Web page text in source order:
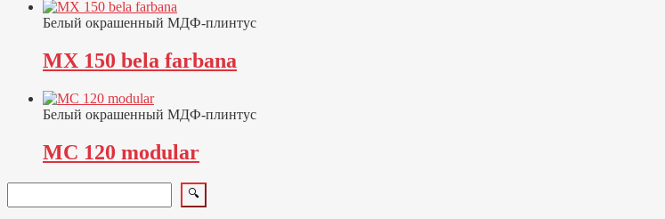
Белый окрашенный МДФ-плинтус
MX 150 bela farbana
Белый окрашенный МДФ-плинтус
MC 120 modular
🔍